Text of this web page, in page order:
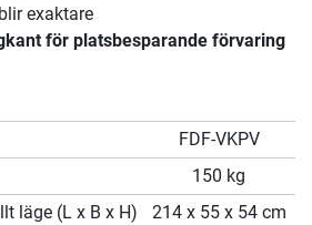
exaktare
för platsbesparande förvaring
FDF-VKPV
150 kg
läge (L x B x H)
214 x 55 x 54 cm